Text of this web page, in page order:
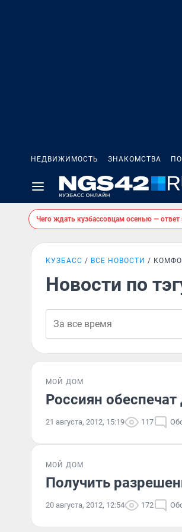
НЕДВИЖИМОСТЬ ЗНАКОМСТВА
Чего ждать кузбассовцам осенью — ответ
КУЗБАСС ВСЕ НОВОСТИ
Новости по
МОЙ ДОМ
Россиян
21 августа, 2012, 15:19 117
МОЙ ДОМ
Получить
20 августа, 2012, 12:54 172